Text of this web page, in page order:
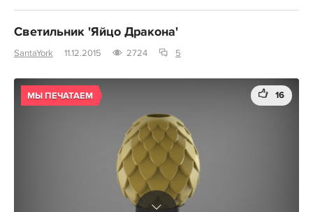
Светильник 'Яйцо Дракона'
SantaYork 11.12.2015 2724 5
МЫ ПЕЧАТАЕМ 16